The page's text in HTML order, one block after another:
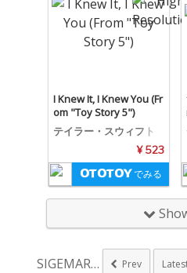
I Knew It, I Knew You (Fr
om "Toy Story 5")
テイラー・スウィフト
¥ 523
でみる
SIGEMARU、家... Prev